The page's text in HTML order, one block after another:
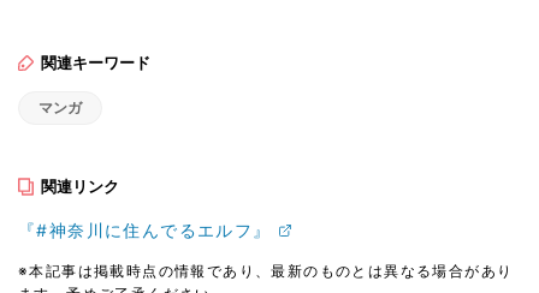
関連キーワード
マンガ
関連リンク
『#神奈川に住んでるエルフ』
※本記事は掲載時点の情報であり、最新のものとは異なる場合があり